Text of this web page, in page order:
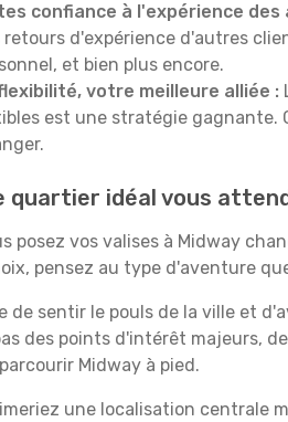
confiance à l'expérience
retours d'expérience d'autres
et bien plus encore.
votre meilleure alliée :
est une stratégie gagnante.
quartier idéal vous
posez vos valises à Midway
pensez au type d'aventure
de sentir le pouls de la ville et
des points d'intérêt majeurs,
Midway à pied.
une localisation centrale